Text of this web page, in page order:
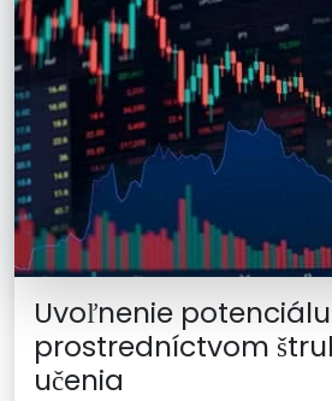
Uvoľnenie potenciálu
prostredníctvom
učenia